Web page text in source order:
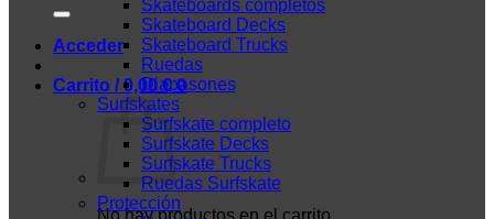
Acceder
Carrito /0,00€ 0
No hay productos en el carrito.
Skateboards completos
Skateboard Decks
Skateboard Trucks
Ruedas
Diapasones
Surfskates
Surfskate completo
Surfskate Decks
Surfskate Trucks
Ruedas Surfskate
Protección